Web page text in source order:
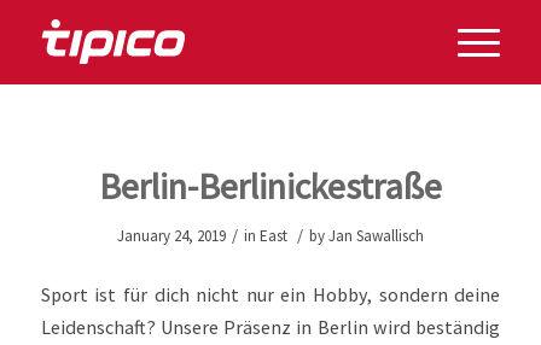
Berlin-Berlinickestraße
January 24, 2019 / in East / byJan Sawallisch
Sport ist für dich nicht nur ein Hobby, sondern deine
Leidenschaft? Unsere Präsenz in Berlin wird beständig